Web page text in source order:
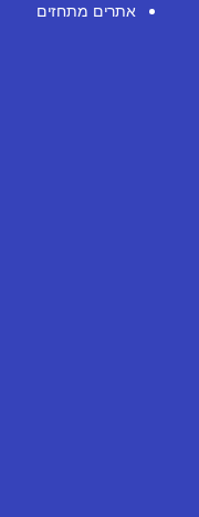
אתרים מתחזים